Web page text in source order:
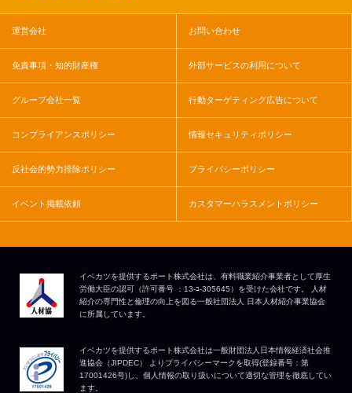
運営会社 お問い合わせ
免責事項・知的財産権 外部サービスの利用について
グループ会社一覧 行動ターゲティング広告について
コンプライアンスポリシー 情報セキュリティポリシー
反社会的勢力排除ポリシー プライバシーポリシー
イベント掲載依頼 カスタマーハラスメントポリシー